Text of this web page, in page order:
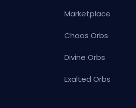
Marketplace
Chaos Orbs
Divine Orbs
Exalted Orbs